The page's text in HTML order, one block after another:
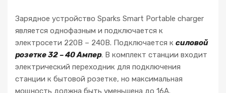
Зарядное устройство Sparks Smart Portable charger
является однофазным и подключается к
электросети 220В – 240В. Подключается к силовой
розетке 32 – 40 Ампер. В комплект станции входит
электрический переходник для подключения
станции к бытовой розетке, но максимальная